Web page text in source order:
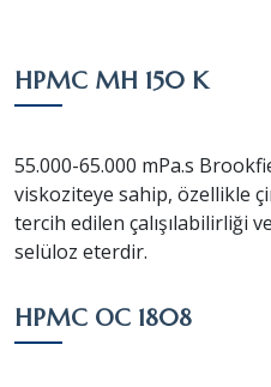
HPMC MH 150 K
55.000-65.000 mPa.s
viskoziteye sahip, özellikle
tercih edilen çalışılabilirliği
selüloz eterdir.
HPMC OC 1808